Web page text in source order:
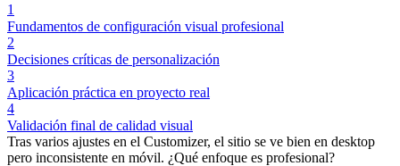
1
Fundamentos de configuración visual profesional
2
Decisiones críticas de personalización
3
Aplicación práctica en proyecto real
4
Validación final de calidad visual
Tras varios ajustes en el Customizer, el sitio se ve bien en desktop
pero inconsistente en móvil. ¿Qué enfoque es profesional?